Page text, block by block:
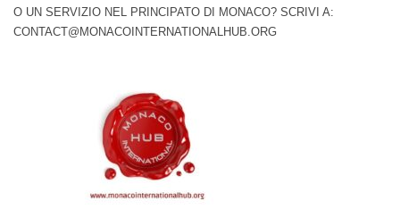
O UN SERVIZIO NEL PRINCIPATO DI MONACO? SCRIVI A:
CONTACT@MONACOINTERNATIONALHUB.ORG